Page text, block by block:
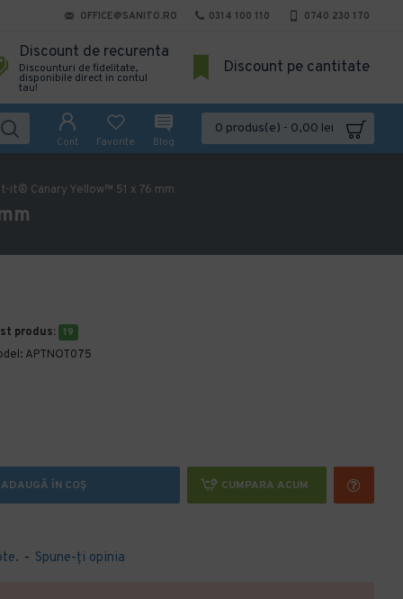
OFFICE@SANITO.RO 0314 100 110 0740 230 170
Discount de recurenta
Discounturi de fidelitate,
disponibile direct in contul
tau!
Discount pe cantitate
Cont Favorite Blog
0 produs(e) - 0,00 lei
it® Canary Yellow™ 51 x 76 mm
produs: 19
APTNOT075
- Spune-ţi opinia
ADAUGĂ ÎN COŞ CUMPARA ACUM